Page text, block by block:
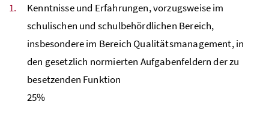
Kenntnisse und Erfahrungen, vorzugsweise im
schulischen und schulbehördlichen Bereich,
insbesondere im Bereich Qualitätsmanagement, in
den gesetzlich normierten Aufgabenfeldern der zu
besetzenden Funktion
25%